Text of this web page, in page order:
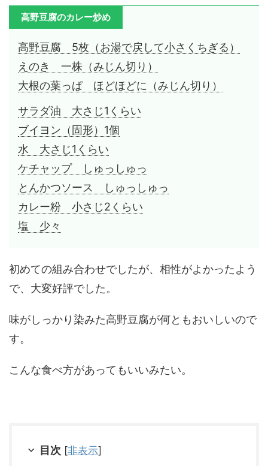
高野豆腐のカレー炒め
高野豆腐 5枚（お湯で戻して小さくちぎる）
えのき 一株（みじん切り）
大根の葉っぱ ほどほどに（みじん切り）
サラダ油 大さじ1くらい
ブイヨン（固形）1個
水 大さじ1くらい
ケチャップ しゅっしゅっ
とんかつソース しゅっしゅっ
カレー粉 小さじ2くらい
塩 少々
初めての組み合わせでしたが、相性がよかったよう
で、大変好評でした。
味がしっかり染みた高野豆腐が何ともおいしいので
す。
こんな食べ方があってもいいみたい。
目次 [非表示]